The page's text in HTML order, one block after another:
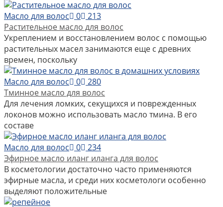
Масло для волос
0
213
Растительное масло для волос
Укреплением и восстановлением волос с помощью
растительных масел занимаются еще с древних
времен, поскольку
Масло для волос
0
280
Тминное масло для волос
Для лечения ломких, секущихся и поврежденных
локонов можно использовать масло тмина. В его
составе
Масло для волос
0
234
Эфирное масло иланг иланга для волос
В косметологии достаточно часто применяются
эфирные масла, и среди них косметологи особенно
выделяют положительные